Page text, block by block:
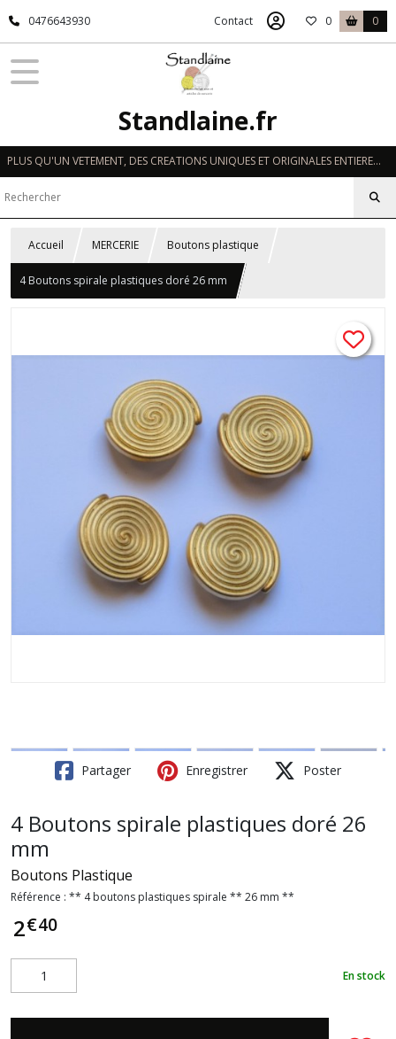
0476643930 Contact 0 0
Standlaine.fr
PLUS QU'UN VETEMENT, DES CREATIONS UNIQUES ET ORIGINALES ENTIEREMENT REALISEES A LA MAIN EN FRANCE
Accueil MERCERIE Boutons plastique
4 Boutons spirale plastiques doré 26 mm
Partager Enregistrer Poster
4 Boutons spirale plastiques doré 26
mm
Boutons Plastique
Référence : ** 4 boutons plastiques spirale ** 26 mm **
2€40
En stock